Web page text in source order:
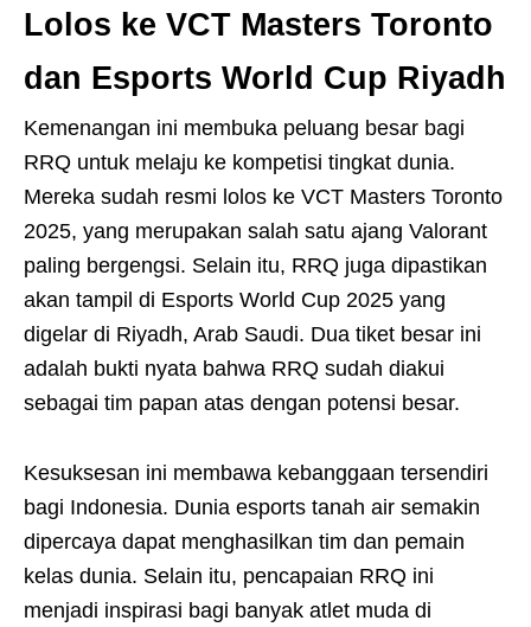
Lolos ke VCT Masters Toronto
dan Esports World Cup Riyadh
Kemenangan ini membuka peluang besar bagi
RRQ untuk melaju ke kompetisi tingkat dunia.
Mereka sudah resmi lolos ke VCT Masters Toronto
2025, yang merupakan salah satu ajang Valorant
paling bergengsi. Selain itu, RRQ juga dipastikan
akan tampil di Esports World Cup 2025 yang
digelar di Riyadh, Arab Saudi. Dua tiket besar ini
adalah bukti nyata bahwa RRQ sudah diakui
sebagai tim papan atas dengan potensi besar.
Kesuksesan ini membawa kebanggaan tersendiri
bagi Indonesia. Dunia esports tanah air semakin
dipercaya dapat menghasilkan tim dan pemain
kelas dunia. Selain itu, pencapaian RRQ ini
menjadi inspirasi bagi banyak atlet muda di